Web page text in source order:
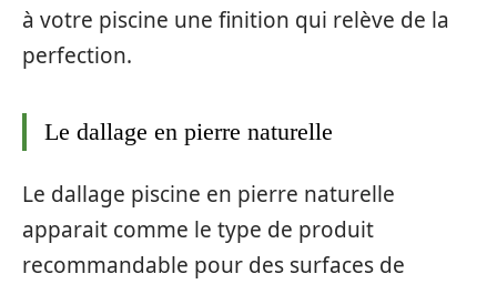
à votre piscine une finition qui relève de la
perfection.
Le dallage en pierre naturelle
Le dallage piscine en pierre naturelle
apparait comme le type de produit
recommandable pour des surfaces de